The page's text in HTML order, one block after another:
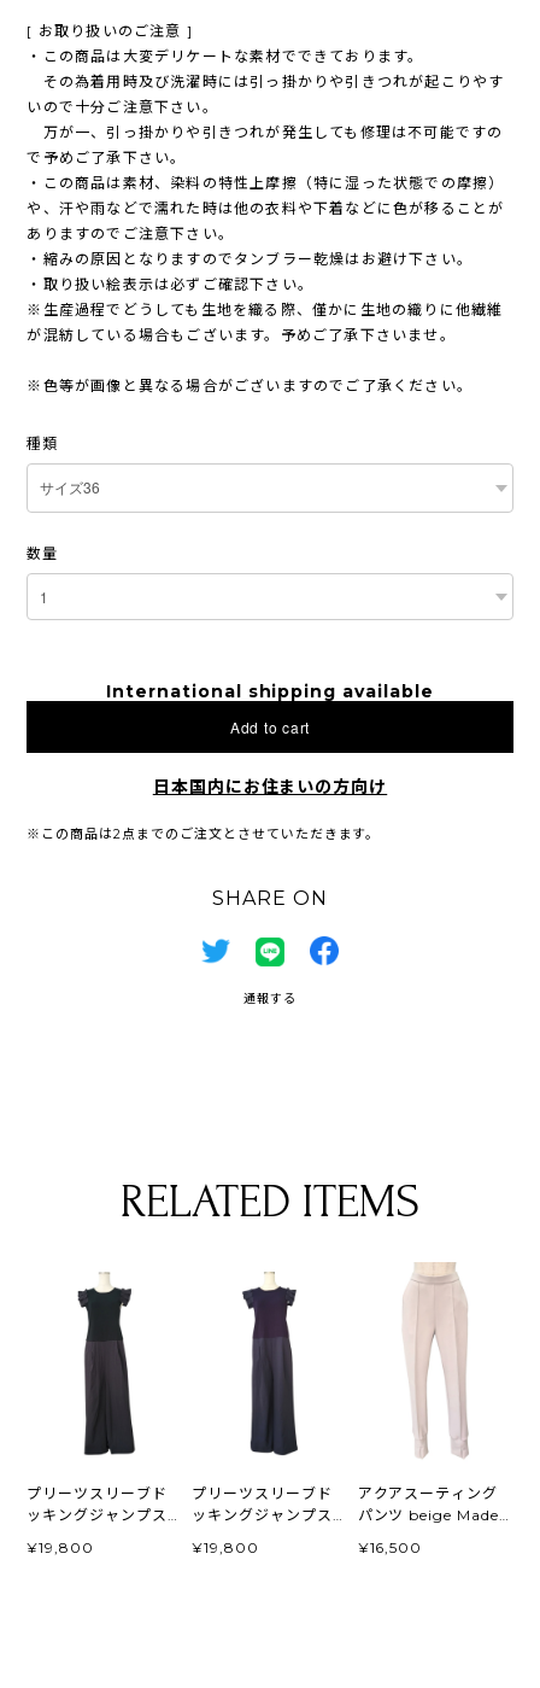
[ お取り扱いのご注意 ]
・この商品は大変デリケートな素材でできております。
その為着用時及び洗濯時には引っ掛かりや引きつれが起こりやす
いので十分ご注意下さい。
万が一、引っ掛かりや引きつれが発生しても修理は不可能ですの
で予めご了承下さい。
・この商品は素材、染料の特性上摩擦（特に湿った状態での摩擦）
や、汗や雨などで濡れた時は他の衣料や下着などに色が移ることが
ありますのでご注意下さい。
・縮みの原因となりますのでタンブラー乾燥はお避け下さい。
・取り扱い絵表示は必ずご確認下さい。
※生産過程でどうしても生地を織る際、僅かに生地の織りに他繊維
が混紡している場合もございます。予めご了承下さいませ。
※色等が画像と異なる場合がございますのでご了承ください。
種類
数量
International shipping available
Add to cart
日本国内にお住まいの方向け
※この商品は2点までのご注文とさせていただきます。
SHARE ON
通報する
RELATED ITEMS
プリーツスリーブド
ッキングジャンプス
¥19,800
プリーツスリーブド
ッキングジャンプス
¥19,800
アクアスーティング
パンツ beige Made
¥16,500